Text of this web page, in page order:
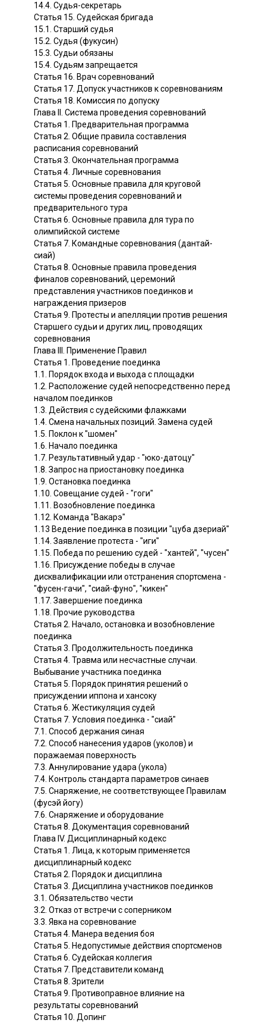
14.4. Судья-секретарь
Статья 15. Судейская бригада
15.1. Старший судья
15.2. Судья (фукусин)
15.3. Судьи обязаны
15.4. Судьям запрещается
Статья 16. Врач соревнований
Статья 17. Допуск участников к соревнованиям
Статья 18. Комиссия по допуску
Глава II. Система проведения соревнований
Статья 1. Предварительная программа
Статья 2. Общие правила составления
расписания соревнований
Статья 3. Окончательная программа
Статья 4. Личные соревнования
Статья 5. Основные правила для круговой
системы проведения соревнований и
предварительного тура
Статья 6. Основные правила для тура по
олимпийской системе
Статья 7. Командные соревнования (дантай-
сиай)
Статья 8. Основные правила проведения
финалов соревнований, церемоний
представления участников поединков и
награждения призеров
Статья 9. Протесты и апелляции против решения
Старшего судьи и других лиц, проводящих
соревнования
Глава III. Применение Правил
Статья 1. Проведение поединка
1.1. Порядок входа и выхода с площадки
1.2. Расположение судей непосредственно перед
началом поединков
1.3. Действия с судейскими флажками
1.4. Смена начальных позиций. Замена судей
1.5. Поклон к "шомен"
1.6. Начало поединка
1.7. Результативный удар - "юко-датоцу"
1.8. Запрос на приостановку поединка
1.9. Остановка поединка
1.10. Совещание судей - "гоги"
1.11. Возобновление поединка
1.12. Команда "Вакарэ"
1.13 Ведение поединка в позиции "цуба дзериай"
1.14. Заявление протеста - "иги"
1.15. Победа по решению судей - "хантей", "чусен"
1.16. Присуждение победы в случае
дисквалификации или отстранения спортсмена -
"фусен-гачи", "сиай-фуно", "кикен"
1.17. Завершение поединка
1.18. Прочие руководства
Статья 2. Начало, остановка и возобновление
поединка
Статья 3. Продолжительность поединка
Статья 4. Травма или несчастные случаи.
Выбывание участника поединка
Статья 5. Порядок принятия решений о
присуждении иппона и хансоку
Статья 6. Жестикуляция судей
Статья 7. Условия поединка - "сиай"
7.1. Способ держания синая
7.2. Способ нанесения ударов (уколов) и
поражаемая поверхность
7.3. Аннулирование удара (укола)
7.4. Контроль стандарта параметров синаев
7.5. Снаряжение, не соответствующее Правилам
(фусэй йогу)
7.6. Снаряжение и оборудование
Статья 8. Документация соревнований
Глава IV. Дисциплинарный кодекс
Статья 1. Лица, к которым применяется
дисциплинарный кодекс
Статья 2. Порядок и дисциплина
Статья 3. Дисциплина участников поединков
3.1. Обязательство чести
3.2. Отказ от встречи с соперником
3.3. Явка на соревнование
Статья 4. Манера ведения боя
Статья 5. Недопустимые действия спортсменов
Статья 6. Судейская коллегия
Статья 7. Представители команд
Статья 8. Зрители
Статья 9. Противоправное влияние на
результаты соревнований
Статья 10. Допинг